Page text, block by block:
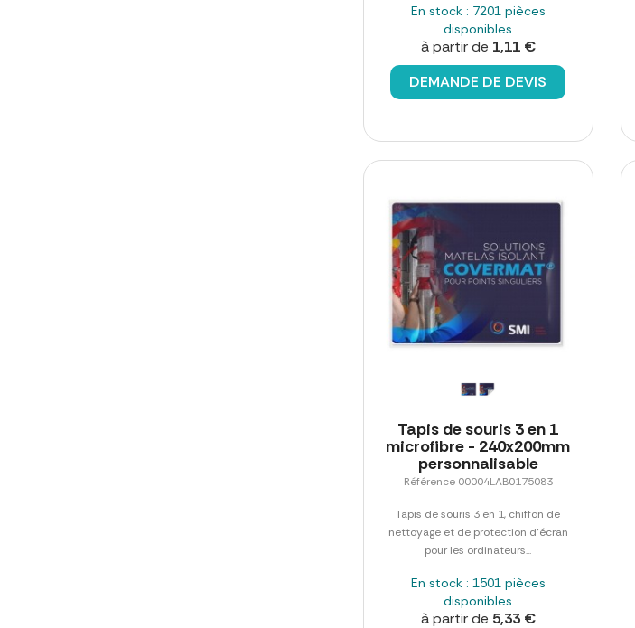
En stock : 7201 pièces
disponibles
à partir de 1,11 €
DEMANDE DE DEVIS
Tapis de souris 3 en 1
microfibre - 240x200mm
personnalisable
Référence 00004LAB0175083
Tapis de souris 3 en 1, chiffon de
nettoyage et de protection d'écran
pour les ordinateurs...
En stock : 1501 pièces
disponibles
à partir de 5,33 €